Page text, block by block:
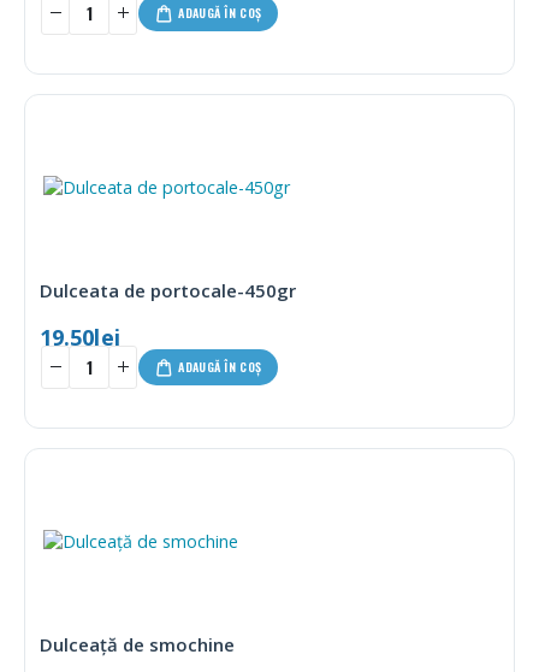
ADAUGĂ ÎN COȘ
Dulceata de portocale-450gr
19.50lei
ADAUGĂ ÎN COȘ
Dulceață de smochine